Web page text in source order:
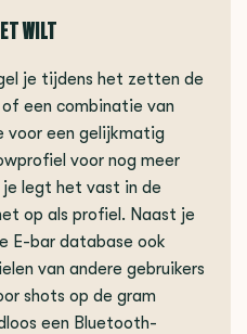
WILT
je tijdens het zetten de
een combinatie van
voor een gelijkmatig
voor nog meer
legt het vast in de
op als profiel. Naast je
E-bar database ook
van andere gebruikers
shots op de gram
een Bluetooth-